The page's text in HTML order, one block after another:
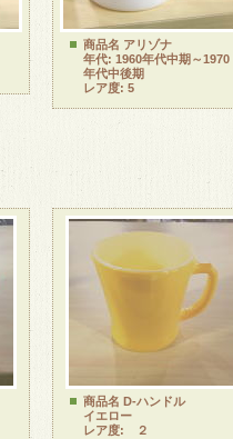
商品名 アリゾナ
年代: 1960年代中期～1970
年代中後期
レア度: 5
商品名 D-ハンドル
イエロー
レア度: ２